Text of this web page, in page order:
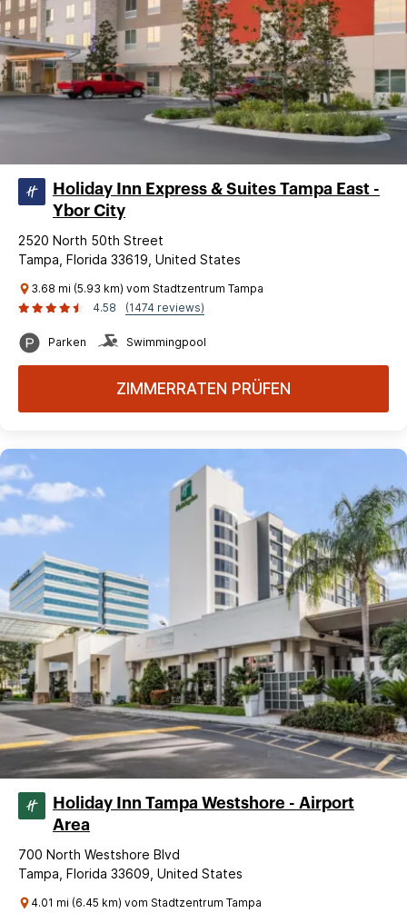
Holiday Inn Express & Suites Tampa East -
Ybor City
2520 North 50th Street
Tampa, Florida 33619, United States
3.68 mi (5.93 km) vom Stadtzentrum Tampa
4.58
(1474 reviews)
Parken Swimmingpool
ZIMMERRATEN PRÜFEN
Holiday Inn Tampa Westshore - Airport
Area
700 North Westshore Blvd
Tampa, Florida 33609, United States
4.01 mi (6.45 km) vom Stadtzentrum Tampa